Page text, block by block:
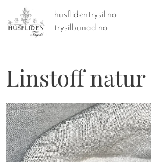
husflidentrysil.no
trysilbunad.no
Linstoff natur